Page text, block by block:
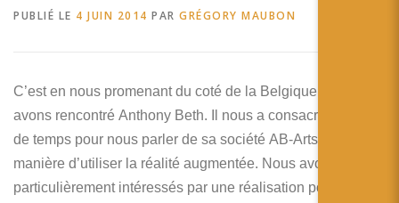
Deutsch
日本語
PUBLIÉ LE 4 JUIN 2014 PAR GRÉGORY MAUBON
C’est en nous promenant du coté de la Belgique que nous
avons rencontré Anthony Beth. Il nous a consacré un peu
de temps pour nous parler de sa société AB-Arts et de sa
manière d’utiliser la réalité augmentée. Nous avons été
particulièrement intéressés par une réalisation pour un